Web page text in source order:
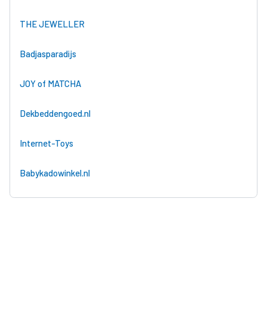
THE JEWELLER
Badjasparadijs
JOY of MATCHA
Dekbeddengoed.nl
Internet-Toys
Babykadowinkel.nl